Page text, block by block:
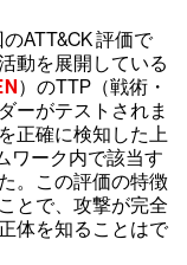
ATT&CK 評価で
動を展開している
）のTTP（戦術・
ーがテストされま
正確に検知した上
ワーク内で該当す
。この評価の特徴
とで、攻撃が完全
体を知ることはで